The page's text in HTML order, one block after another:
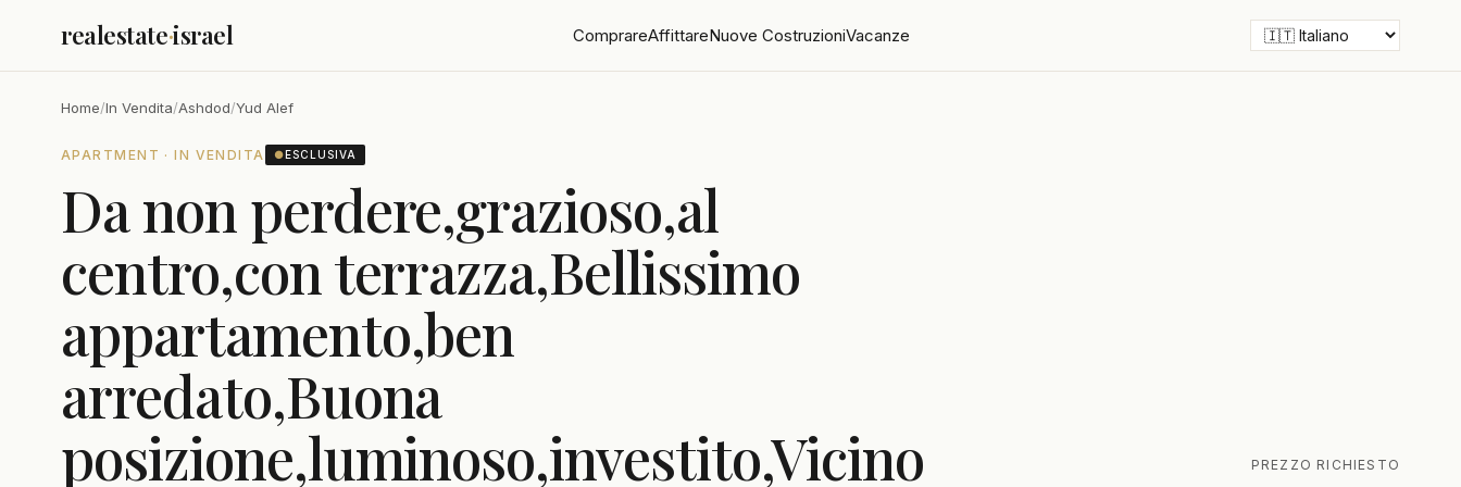
realestate·israel ComprareAffittareNuove CostruzioniVacanze
Home/In Vendita/Ashdod/Yud Alef
APARTMENT · IN VENDITA ●ESCLUSIVA
Da non perdere,grazioso,al
centro,con terrazza,Bellissimo
appartamento,ben
arredato,Buona
posizione,luminoso,investito,Vicino
PREZZO RICHIESTO